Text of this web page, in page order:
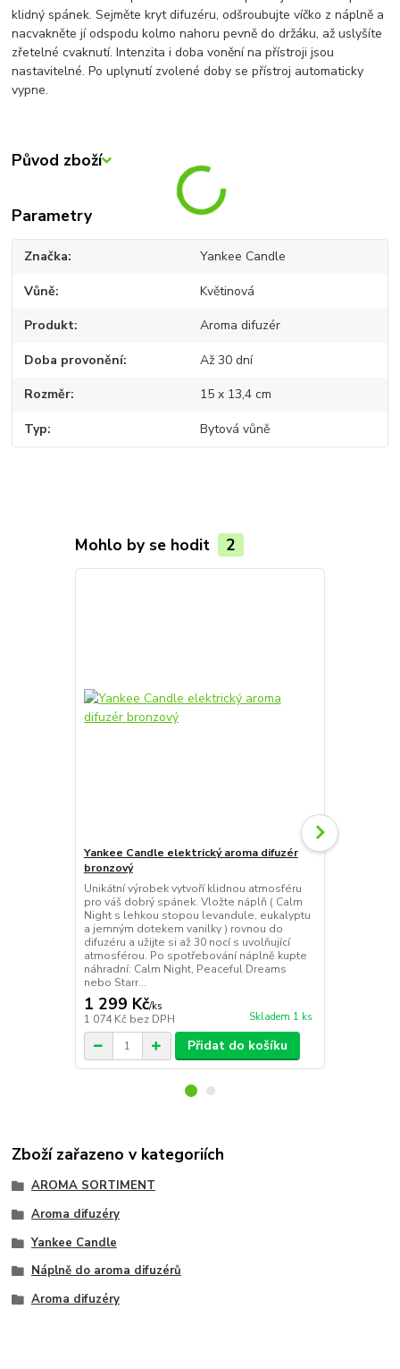
klidný spánek. Sejměte kryt difuzéru, odšroubujte víčko z náplně a
nacvakněte jí odspodu kolmo nahoru pevně do držáku, až uslyšíte
zřetelné cvaknutí. Intenzita i doba vonění na přístroji jsou
nastavitelné. Po uplynutí zvolené doby se přístroj automaticky
vypne.
Původ zboží
Parametry
Značka Yankee Candle
Vůně Květinová
Produkt Aroma difuzér
Doba provonění Až 30 dní
Rozměr 15 x 13,4 cm
Typ Bytová vůně
Mohlo by se hodit 2
Yankee Candle elektrický aroma difuzér
bronzový
Unikátní výrobek vytvoří klidnou atmosféru
pro váš dobrý spánek. Vložte náplň ( Calm
Night s lehkou stopou levandule, eukalyptu
a jemným dotekem vanilky ) rovnou do
difuzéru a užijte si až 30 nocí s uvolňující
atmosférou. Po spotřebování náplně kupte
náhradní: Calm Night, Peaceful Dreams
nebo Starr...
1 299 Kč/ks
1 074 Kč bez DPH Skladem 1 ks
Přidat do košíku
Zboží zařazeno v kategoriích
AROMA SORTIMENT
Aroma difuzéry
Yankee Candle
Náplně do aroma difuzérů
Aroma difuzéry